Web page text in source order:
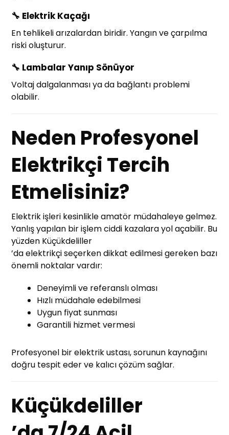
🔧 Elektrik Kaçağı
En tehlikeli arızalardan biridir. Yangın ve çarpılma
riski oluşturur.
🔧 Lambalar Yanıp Sönüyor
Voltaj dalgalanması ya da bağlantı problemi
olabilir.
Neden Profesyonel
Elektrikçi Tercih
Etmelisiniz?
Elektrik işleri kesinlikle amatör müdahaleye gelmez.
Yanlış yapılan bir işlem ciddi kazalara yol açabilir. Bu
yüzden Küçükdeliller
’da elektrikçi seçerken dikkat edilmesi gereken bazı
önemli noktalar vardır:
Deneyimli ve referanslı olması
Hızlı müdahale edebilmesi
Uygun fiyat sunması
Garantili hizmet vermesi
Profesyonel bir elektrik ustası, sorunun kaynağını
doğru tespit eder ve kalıcı çözüm sağlar.
Küçükdeliller